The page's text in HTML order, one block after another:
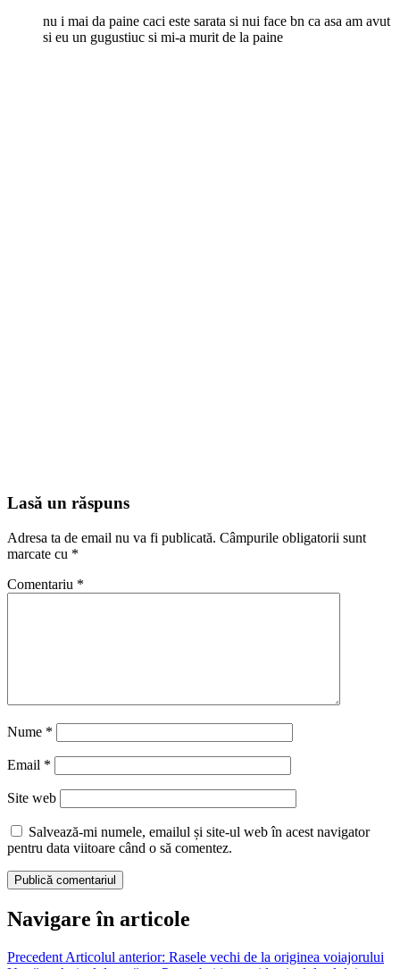
nu i mai da paine caci este sarata si nui face bn ca asa am avut
si eu un gugustiuc si mi-a murit de la paine
Lasă un răspuns
Adresa ta de email nu va fi publicată. Câmpurile obligatorii sunt
marcate cu *
Comentariu *
Nume *
Email *
Site web
Salvează-mi numele, emailul și site-ul web în acest navigator
pentru data viitoare când o să comentez.
Navigare în articole
Precedent Articolul anterior: Rasele vechi de la originea voiajorului